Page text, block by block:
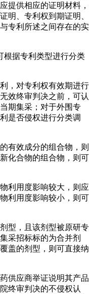
提供相应的证明材料，
明、专利权到期证明、
专利所述之间存在的实
根据专利类型进行分类
，对专利权有效期进行
效终审判决之前，可认
期集采；对于外围专
是否侵权进行分类调
有效成分的组合物，则
化合物的组合物，则可
利用度影响较大，则应
利用度影响较小，则可
型，且该剂型被原研专
采招标标的为合并剂
盖的剂型，则可直接纳
供应商举证说明其产品
终审判决的不侵权认